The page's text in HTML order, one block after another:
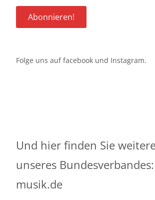
Folge uns auffacebook und Instagram.
Und hier finden Sie
unseres Bundesverbandes:
musik.de